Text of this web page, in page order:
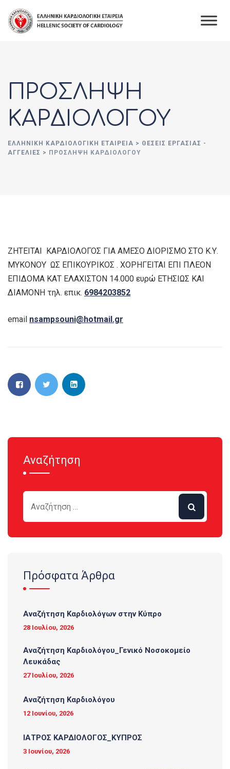
content
ΠΡΟΣΛΗΨΗ
ΚΑΡΔΙΟΛΟΓΟΥ
ΕΛΛΗΝΙΚΉ ΚΑΡΔΙΟΛΟΓΙΚΉ ΕΤΑΙΡΕΊΑ > ΘΈΣΕΙΣ ΕΡΓΑΣΊΑΣ -
ΑΓΓΕΛΊΕΣ > ΠΡΟΣΛΗΨΗ ΚΑΡΔΙΟΛΟΓΟΥ
ΖΗΤΕΙΤΑΙ ΚΑΡΔΙΟΛΟΓΟΣ ΓΙΑ ΑΜΕΣΟ ΔΙΟΡΙΣΜΟ ΣΤΟ Κ.Υ.
ΜΥΚΟΝΟΥ ΩΣ ΕΠΙΚΟΥΡΙΚΟΣ . ΧΟΡΗΓΕΙΤΑΙ ΕΠΙ ΠΛΕΟΝ
ΕΠΙΔΟΜΑ ΚΑΤ ΕΛΑΧΙΣΤΟΝ 14.000 ευρώ ΕΤΗΣΙΩΣ ΚΑΙ
ΔΙΑΜΟΝΗ τηλ. επικ. 6984203852
email nsampsouni@hotmail.gr
Αναζήτηση
Πρόσφατα Άρθρα
Αναζήτηση Καρδιολόγων στην Κύπρο
28 Ιουλίου, 2026
Αναζήτηση Καρδιολόγου_Γενικό Νοσοκομείο
Λευκάδας
27 Ιουλίου, 2026
Αναζήτηση Καρδιολόγου
12 Ιουνίου, 2026
ΙΑΤΡΟΣ ΚΑΡΔΙΟΛΟΓΟΣ_ΚΥΠΡΟΣ
3 Ιουνίου, 2026